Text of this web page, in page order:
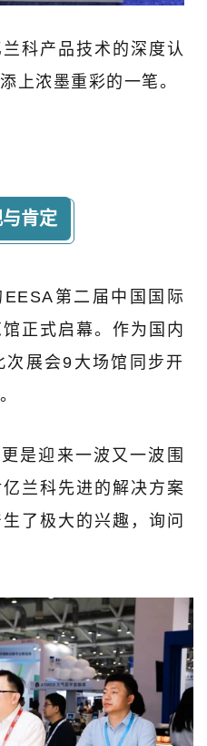
科产品技术的深度认
上浓墨重彩的一笔。
肯定
第二届中国国际
正式启幕。 作为国内
展会9大场馆同步开
更是迎来一波又一波围
兰科先进的解决方案
了极大的兴趣，询问